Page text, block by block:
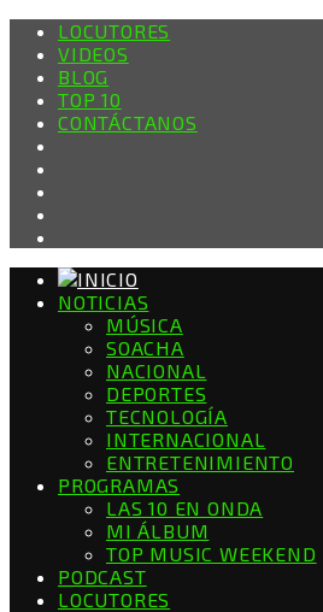
LOCUTORES
VIDEOS
BLOG
TOP 10
CONTÁCTANOS
NOTICIAS
MÚSICA
SOACHA
NACIONAL
DEPORTES
TECNOLOGÍA
INTERNACIONAL
ENTRETENIMIENTO
PROGRAMAS
LAS 10 EN ONDA
MI ÁLBUM
TOP MUSIC WEEKEND
PODCAST
LOCUTORES